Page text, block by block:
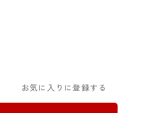
お気に入りに登録する